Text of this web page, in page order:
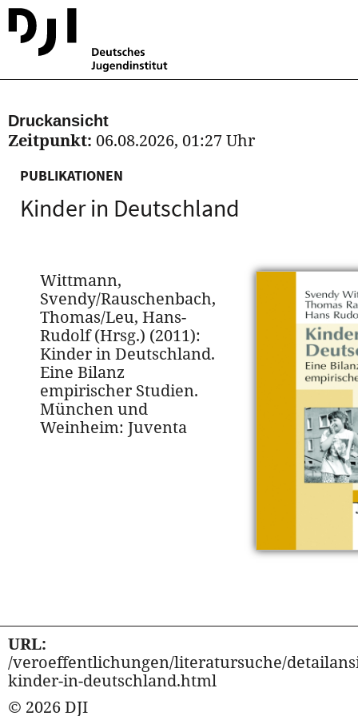
Druckansicht
Zeitpunkt: 06.08.2026, 01:27 Uhr
PUBLIKATIONEN
Kinder in Deutschland
Wittmann,
Svendy/Rauschenbach,
Thomas/Leu, Hans-
Rudolf (Hrsg.) (2011):
Kinder in Deutschland.
Eine Bilanz
empirischer Studien.
München und
Weinheim: Juventa
URL:
/veroeffentlichungen/literatursuche/
kinder-in-deutschland.html
© 2026 DJI